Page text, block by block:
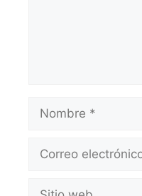
Nombre
Correo
Sitio